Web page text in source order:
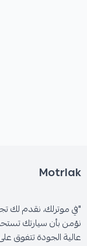
Motrlak
"في موترلك، نقدم لك
نؤمن بأن سيارتك
عالية الجودة تتفوق